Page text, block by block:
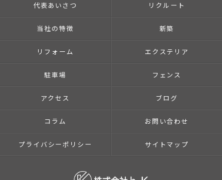
代表あいさつ リクルート
当社の特徴 新築
リフォーム エクステリア
駐車場 フェンス
アクセス ブログ
コラム お問い合わせ
プライバシーポリシー サイトマップ